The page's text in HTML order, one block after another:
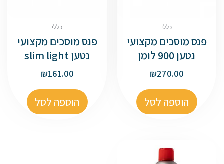
כללי
פנס מוסכים מקצועי
נטען 900 לומן
₪270.00
הוספה לסל
כללי
פנס מוסכים מקצועי
נטען slim light
₪161.00
הוספה לסל